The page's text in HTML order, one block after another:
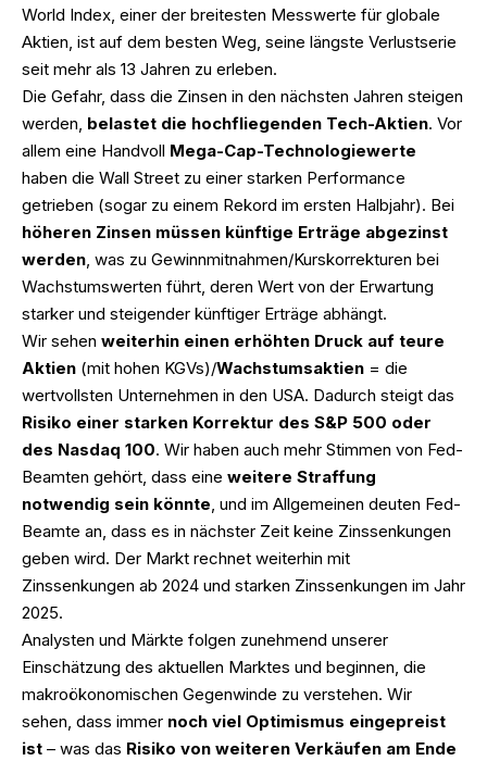
World Index, einer der breitesten Messwerte für globale
Aktien, ist auf dem besten Weg, seine längste Verlustserie
seit mehr als 13 Jahren zu erleben.
Die Gefahr, dass die Zinsen in den nächsten Jahren steigen
werden, belastet die hochfliegenden Tech-Aktien. Vor
allem eine Handvoll Mega-Cap-Technologiewerte
haben die Wall Street zu einer starken Performance
getrieben (sogar zu einem Rekord im ersten Halbjahr). Bei
höheren Zinsen müssen künftige Erträge abgezinst
werden, was zu Gewinnmitnahmen/Kurskorrekturen bei
Wachstumswerten führt, deren Wert von der Erwartung
starker und steigender künftiger Erträge abhängt.
Wir sehen weiterhin einen erhöhten Druck auf teure
Aktien (mit hohen KGVs)/Wachstumsaktien = die
wertvollsten Unternehmen in den USA. Dadurch steigt das
Risiko einer starken Korrektur des S&P 500 oder
des Nasdaq 100. Wir haben auch mehr Stimmen von Fed-
Beamten gehört, dass eine weitere Straffung
notwendig sein könnte, und im Allgemeinen deuten Fed-
Beamte an, dass es in nächster Zeit keine Zinssenkungen
geben wird. Der Markt rechnet weiterhin mit
Zinssenkungen ab 2024 und starken Zinssenkungen im Jahr
2025.
Analysten und Märkte folgen zunehmend unserer
Einschätzung des aktuellen Marktes und beginnen, die
makroökonomischen Gegenwinde zu verstehen. Wir
sehen, dass immer noch viel Optimismus eingepreist
ist – was das Risiko von weiteren Verkäufen am Ende